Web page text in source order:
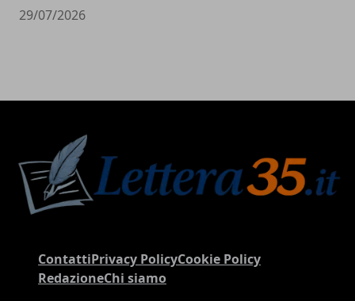
29/07/2026
ContattiPrivacy PolicyCookie Policy
RedazioneChi siamo